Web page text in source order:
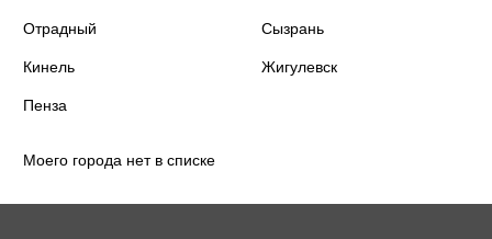
Отрадный Сызрань
Кинель Жигулевск
Пенза
Моего города нет в списке